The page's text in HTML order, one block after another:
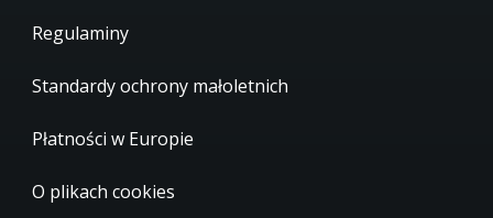
Regulaminy
Standardy ochrony małoletnich
Płatności w Europie
O plikach cookies